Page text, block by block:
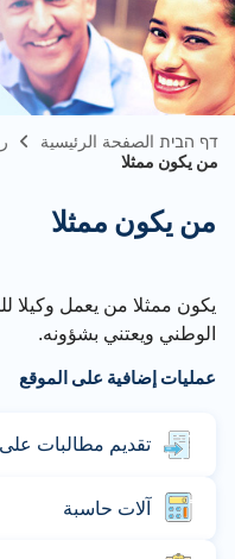
דף הבית الصفحة الرئيسية
من يكون ممثلا
من يكون ممثلا
يكون ممثلامن يعمل وكيلا
الوطني ويعتني بشؤونه.
عمليات إضافية على الموقع
تقديم مطالبات على
آلات حاسبة